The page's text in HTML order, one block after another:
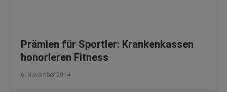
Prämien für Sportler: Krankenkassen
honorieren Fitness
6. November 2014